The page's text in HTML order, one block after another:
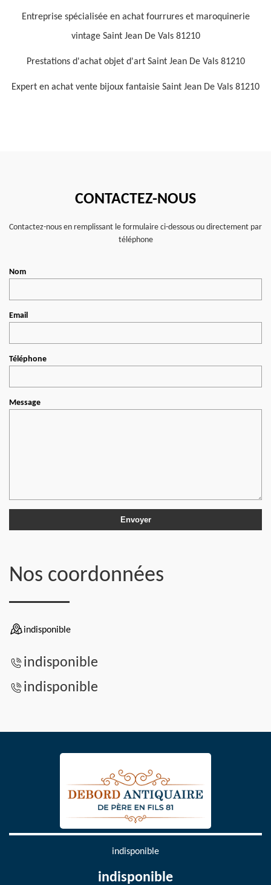
Entreprise spécialisée en achat fourrures et maroquinerie
vintage Saint Jean De Vals 81210
Prestations d'achat objet d'art Saint Jean De Vals 81210
Expert en achat vente bijoux fantaisie Saint Jean De Vals 81210
CONTACTEZ-NOUS
Contactez-nous en remplissant le formulaire ci-dessous ou directement par
téléphone
Nom
Email
Téléphone
Message
Nos coordonnées
indisponible
indisponible
indisponible
indisponible
indisponible